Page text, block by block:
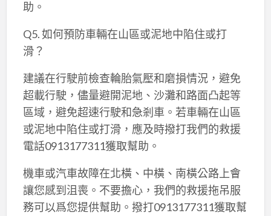
助。
Q5. 如何預防車輛在山區或泥地中陷住或打
滑？
建議在行駛前檢查輪胎氣壓和磨損情況，避免
超載行駛，儘量避開泥地、沙灘和路面凸起等
區域，避免超速行駛和急剎車。若車輛在山區
或泥地中陷住或打滑，應及時撥打我們的救援
電話0913177311獲取幫助。
機車或汽車故障在北橫、中橫、南橫公路上會
讓您感到沮喪。不要擔心，我們的救援拖吊服
務可以爲您提供幫助。撥打0913177311獲取幫